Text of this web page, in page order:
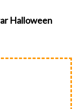
Halloween